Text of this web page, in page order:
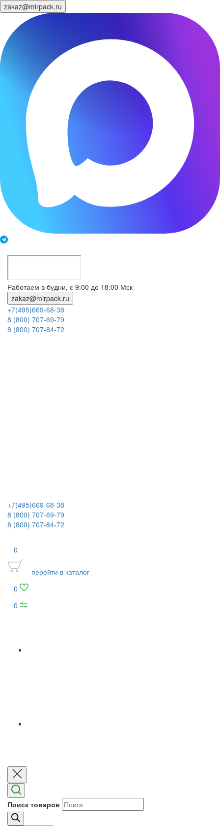
zakaz@mirpack.ru
Работаем в будни, с 9:00 до 18:00 Мск
zakaz@mirpack.ru
+7(495)669-68-38
8 (800) 707-69-79
8 (800) 707-84-72
+7(495)669-68-38
8 (800) 707-69-79
8 (800) 707-84-72
0
перейти в каталог
0
0
Поиск товаров